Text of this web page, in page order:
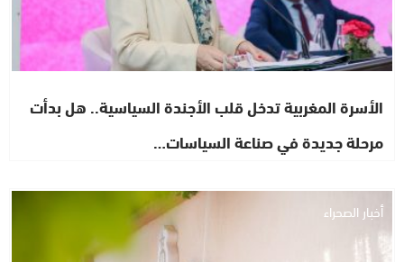
الأسرة المغربية تدخل قلب الأجندة السياسية.. هل بدأت
مرحلة جديدة في صناعة السياسات…
أخبار الصحراء